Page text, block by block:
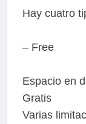
Hay cuatro
– Free
Espacio en
Gratis
Varias